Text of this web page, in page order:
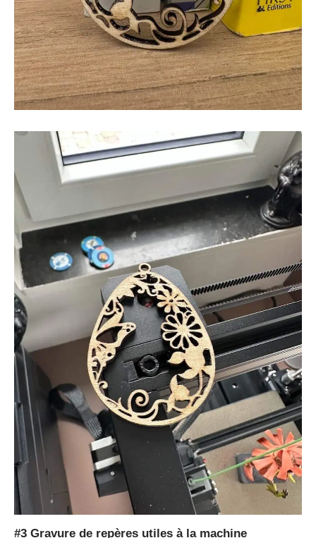
Après avoir regardéune vidéo sur le sujet, vantant les
mérites de Lightburnet de l’usage des positions absolues
pour graver précisément ses pièces, je me suiscommandé
les fichiers grid afin de graver mon support de travail. J’ai
imprimé en 3D des pieds pour la machineet j’ai ensuite
suivi les instructions pour graver tous les repères de mesures.
par vous même :